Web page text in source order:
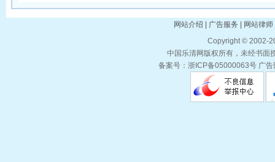
网站介绍 | 广告服务 | 网站律
Copyright © 2002-
中国乐清网版权所有，未经书面
备案号：浙ICP备05000063号 广